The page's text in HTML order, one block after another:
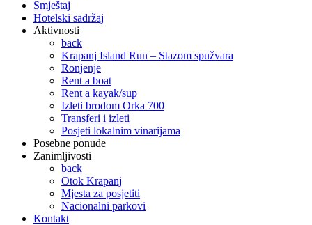
Smještaj
Hotelski sadržaj
Aktivnosti
back
Krapanj Island Run – Stazom spužvara
Ronjenje
Rent a boat
Rent a kayak/sup
Izleti brodom Orka 700
Transferi i izleti
Posjeti lokalnim vinarijama
Posebne ponude
Zanimljivosti
back
Otok Krapanj
Mjesta za posjetiti
Nacionalni parkovi
Kontakt